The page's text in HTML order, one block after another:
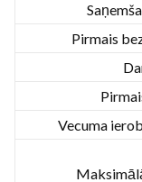
Pirmais
Vecuma